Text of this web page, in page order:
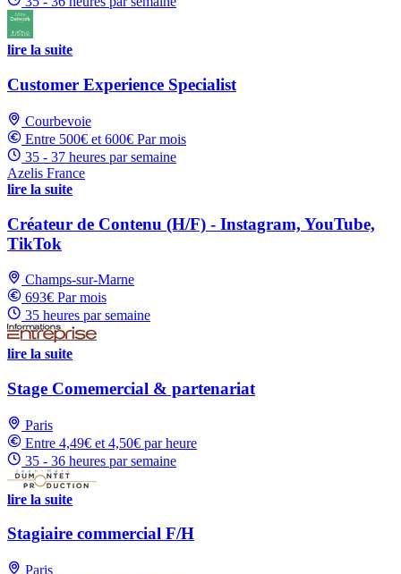
lire la suite
Customer Experience Specialist
Courbevoie
Entre 500€ et 600€ Par mois
35 - 37 heures par semaine
Azelis France
lire la suite
Créateur de Contenu (H/F) - Instagram, YouTube,
TikTok
Champs-sur-Marne
693€ Par mois
35 heures par semaine
lire la suite
Stage Comemercial & partenariat
Paris
Entre 4,49€ et 4,50€ par heure
35 - 36 heures par semaine
lire la suite
Stagiaire commercial F/H
Paris